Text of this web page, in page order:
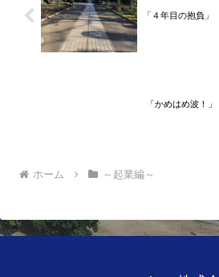
「４年目の抱負」
「かめはめ波！」
ホーム ～起業編～